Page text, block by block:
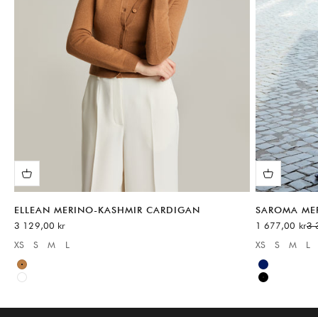
ELLEAN MERINO-KASHMIR CARDIGAN
REA-pris
3 129,00 kr
Available sizes:
XS S M L
Neutral
White
SAROMA
REA-pris
1 677,00 kr3
Available
XS S M L
Blue
Black